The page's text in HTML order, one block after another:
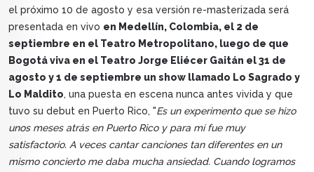
el próximo 10 de agosto y esa versión re-masterizada será
presentada en vivo en Medellín, Colombia, el 2 de
septiembre en el Teatro Metropolitano, luego de que
Bogotá viva en el Teatro Jorge Eliécer Gaitán el 31 de
agosto y 1 de septiembre un show llamado Lo Sagrado y
Lo Maldito, una puesta en escena nunca antes vivida y que
tuvo su debut en Puerto Rico, "Es un experimento que se hizo
unos meses atrás en Puerto Rico y para mí fue muy
satisfactorio. A veces cantar canciones tan diferentes en un
mismo concierto me daba mucha ansiedad. Cuando logramos